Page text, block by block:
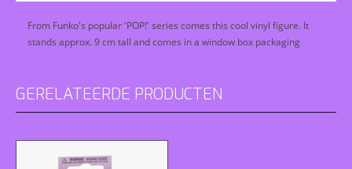
From Funko's popular 'POP!' series comes this cool vinyl figure. It
stands approx. 9 cm tall and comes in a window box packaging
GERELATEERDE PRODUCTEN